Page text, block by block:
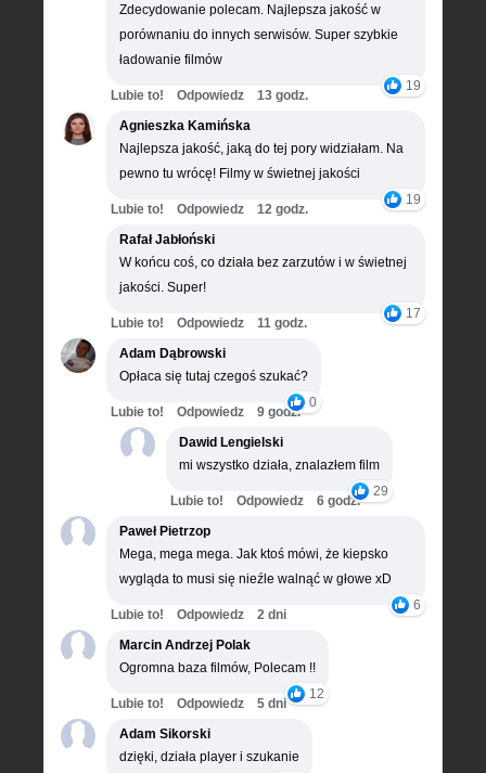
Zdecydowanie polecam. Najlepsza jakość w
porównaniu do innych serwisów. Super szybkie
ładowanie filmów
19
Lubie to! Odpowiedz
13 godz.
Agnieszka Kamińska
Najlepsza jakość, jaką do tej pory widziałam. Na
pewno tu wrócę! Filmy w świetnej jakości
19
Lubie to! Odpowiedz
12 godz.
Rafał Jabłoński
W końcu coś, co działa bez zarzutów i w świetnej
jakości. Super!
17
Lubie to! Odpowiedz
11 godz.
Adam Dąbrowski
Opłaca się tutaj czegoś szukać?
0
Lubie to! Odpowiedz
9 godz.
Dawid Lengielski
mi wszystko działa, znalazłem film
29
Lubie to! Odpowiedz
6 godz.
Paweł Pietrzop
Mega, mega mega. Jak ktoś mówi, że kiepsko
wygląda to musi się nieźle walnąć w głowe xD
6
Lubie to! Odpowiedz
2 dni
Marcin Andrzej Polak
Ogromna baza filmów, Polecam !!
12
Lubie to! Odpowiedz
5 dni
Adam Sikorski
dzięki, działa player i szukanie